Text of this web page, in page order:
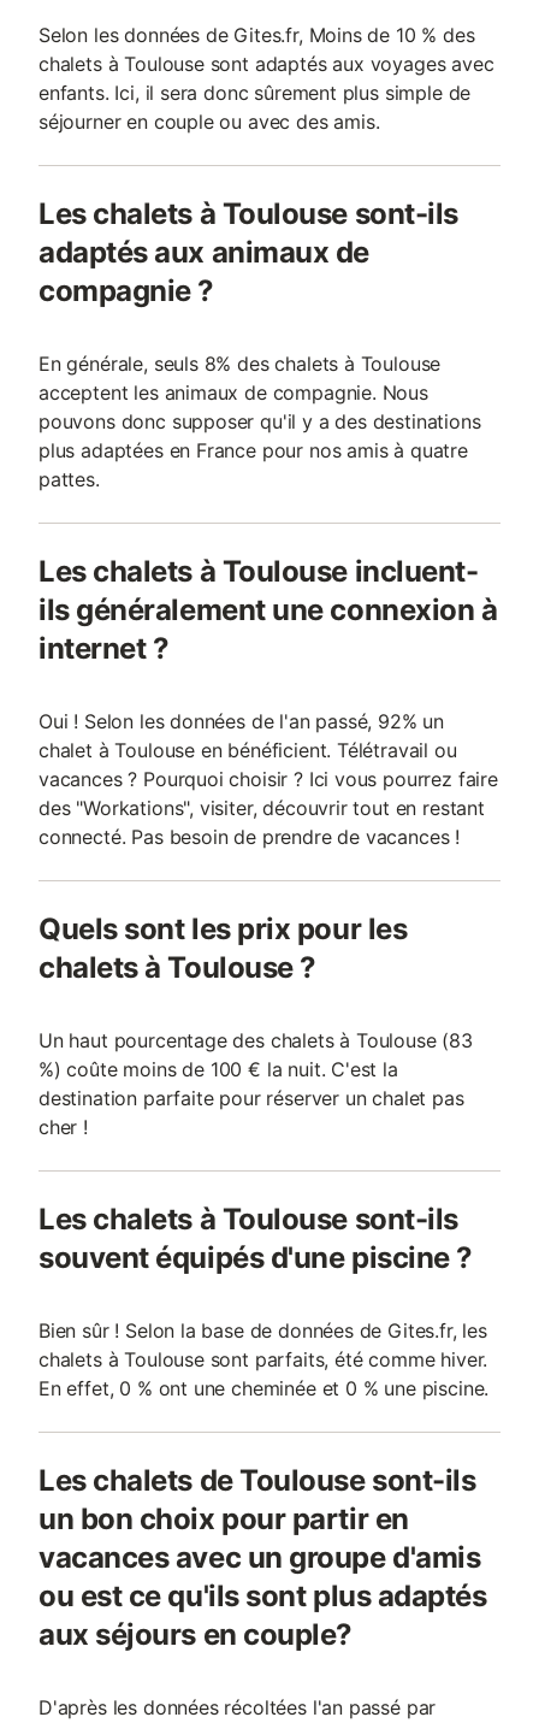
Selon les données de Gites.fr, Moins de 10 % des
chalets à Toulouse sont adaptés aux voyages avec
enfants. Ici, il sera donc sûrement plus simple de
séjourner en couple ou avec des amis.
Les chalets à Toulouse sont-ils
adaptés aux animaux de
compagnie ?
En générale, seuls 8% des chalets à Toulouse
acceptent les animaux de compagnie. Nous
pouvons donc supposer qu'il y a des destinations
plus adaptées en France pour nos amis à quatre
pattes.
Les chalets à Toulouse incluent-
ils généralement une connexion à
internet ?
Oui ! Selon les données de l'an passé, 92% un
chalet à Toulouse en bénéficient. Télétravail ou
vacances ? Pourquoi choisir ? Ici vous pourrez faire
des "Workations", visiter, découvrir tout en restant
connecté. Pas besoin de prendre de vacances !
Quels sont les prix pour les
chalets à Toulouse ?
Un haut pourcentage des chalets à Toulouse (83
%) coûte moins de 100 € la nuit. C'est la
destination parfaite pour réserver un chalet pas
cher !
Les chalets à Toulouse sont-ils
souvent équipés d'une piscine ?
Bien sûr ! Selon la base de données de Gites.fr, les
chalets à Toulouse sont parfaits, été comme hiver.
En effet, 0 % ont une cheminée et 0 % une piscine.
Les chalets de Toulouse sont-ils
un bon choix pour partir en
vacances avec un groupe d'amis
ou est ce qu'ils sont plus adaptés
aux séjours en couple?
D'après les données récoltées l'an passé par